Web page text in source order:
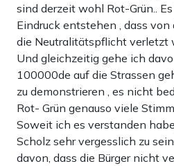
sind derzeit wohl Rot-Grün..
Eindruck entstehen , dass
die Neutralitätspflicht verletzt
Und gleichzeitig gehe ich
100000de auf die Strassen
zu demonstrieren , es nicht
Rot- Grün genauso viele
Soweit ich es verstanden
Scholz sehr vergesslich zu
davon, dass die Bürger nicht